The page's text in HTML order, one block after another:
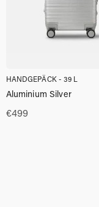
HANDGEPÄCK - 39 L
€499
Aluminium Silver